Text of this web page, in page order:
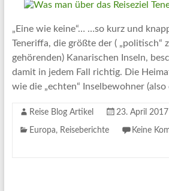
Artikel
und
Informationen
zum
Thema
Reisen
„Eine wie keine“… …so kurz und
Teneriffa, die größte der ( „politisch“
gehörenden) Kanarischen Inseln,
damit in jedem Fall richtig. Die
wie die „echten“ Inselbewohner
Reise Blog Artikel 23. April 2017
Europa, Reiseberichte Keine